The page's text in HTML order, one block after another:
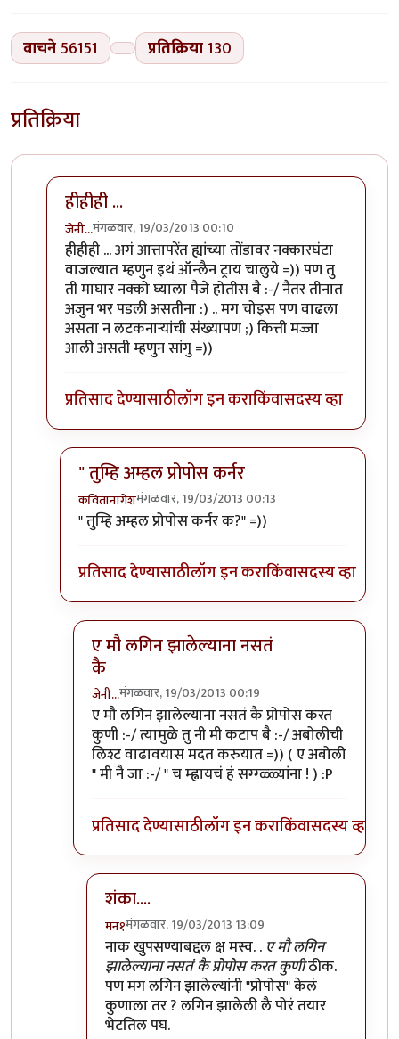
वाचने56151 प्रतिक्रिया130
प्रतिक्रिया
हीहीही ...
जेनी...मंगळवार, 19/03/2013 00:10
In reply toथॅक्यू पूजातै.. सजेशन्स देतbyपिशी अबोली
हीहीही ... अगं आत्तापरेंत ह्यांच्या तोंडावर नक्कारघंटा
वाजल्यात म्हणुन इथं ऑन्लैन ट्राय चालुये =)) पण तु
ती माघार नक्को घ्याला पैजे होतीस बै :-/ नैतर तीनात
अजुन भर पडली असतीना :) .. मग चोइस पण वाढला
असता न लटकनार्‍यांची संख्यापण ;) कित्ती मज्जा
आली असती म्हणुन सांगु =))
प्रतिसाद देण्यासाठीलॉग इन कराकिंवासदस्य व्हा
" तुम्हि अम्हल प्रोपोस कर्नर
कवितानागेशमंगळवार, 19/03/2013 00:13
In reply toहीहीही ...byजेनी...
" तुम्हि अम्हल प्रोपोस कर्नर क?" =))
प्रतिसाद देण्यासाठीलॉग इन कराकिंवासदस्य व्हा
ए मौ लगिन झालेल्याना नसतं
कै
जेनी...मंगळवार, 19/03/2013 00:19
In reply to" तुम्हि अम्हल प्रोपोस कर्नरbyकवितानागेश
ए मौ लगिन झालेल्याना नसतं कै प्रोपोस करत
कुणी :-/ त्यामुळे तु नी मी कटाप बै :-/ अबोलीची
लिश्ट वाढावयास मदत करुयात =)) ( ए अबोली
" मी नै जा :-/ " च म्ह्नायचं हं सग्ग्ळ्ळ्यांना ! ) :P
प्रतिसाद देण्यासाठीलॉग इन कराकिंवासदस्य व्हा
शंका....
मन१मंगळवार, 19/03/2013 13:09
In reply toए मौ लगिन झालेल्याना नसतं कै
नाक खुपसण्याबद्दल क्ष मस्व. . ए मौ लगिन
झालेल्याना नसतं कै प्रोपोस करत कुणीठीक.
पण मग लगिन झालेल्यांनी "प्रोपोस" केलं
कुणाला तर ? लगिन झालेली लै पोरं तयार
भेटतिल पघ.